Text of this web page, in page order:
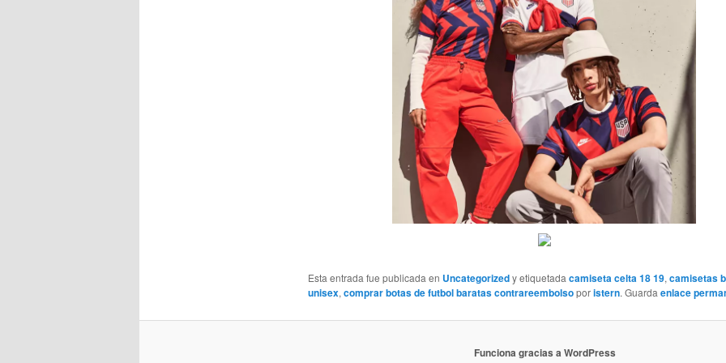
Esta entrada fue publicada en Uncategorizedy etiquetada camiseta celta 18 19, camisetas
unisex, comprar botas de futbol baratas contrareembolsoporistern. Guarda enlace
Funciona gracias a WordPress